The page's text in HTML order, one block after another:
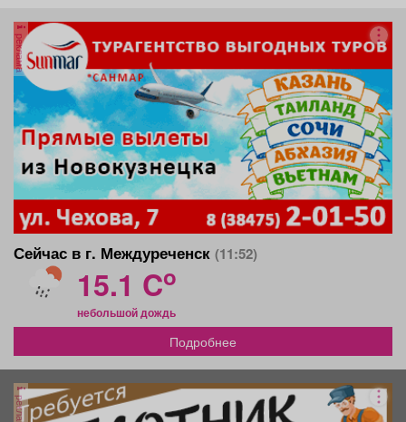
реклама
Сейчас в г. Междуреченск (11:52)
15.1 Co
небольшой дождь
Подробнее
реклама